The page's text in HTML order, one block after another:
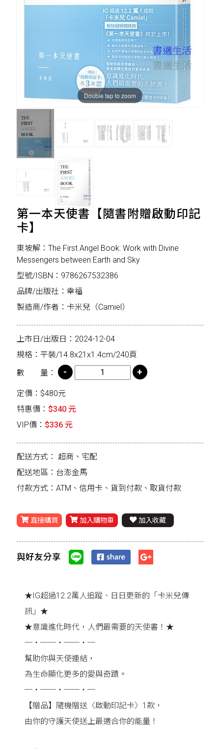
Double tap to zoom
第一本天使書【隨書附贈啟動印記
卡】
東坡解：The First Angel Book: Work with Divine
Messengers between Earth and Sky
型號/ISBN：9786267532386
品牌/出版社：幸福
製造商/作者：卡米兒（Camiel）
上市日/出版日：2024-12-04
規格：平裝/14.8x21x1.4cm/240頁
數 量：
定價：$480元
特惠價： $340 元
VIP價： $336 元
配送方式： 超商、宅配
配送地區：台澎金馬
付款方式：ATM、信用卡、貨到付款、取貨付款
直接購買 加入購物車 加入收藏
與好友分享
★IG超過12.2萬人追蹤、日日更新的「卡米兒傳
訊」★
★意識進化時代，人們最需要的天使書！★
─‧──‧──‧─
幫助你與天使連結，
為生命顯化更多的愛與奇蹟。
─‧──‧──‧─
【贈品】隨機贈送〈啟動印記卡〉1款，
由你的守護天使送上最適合你的能量！